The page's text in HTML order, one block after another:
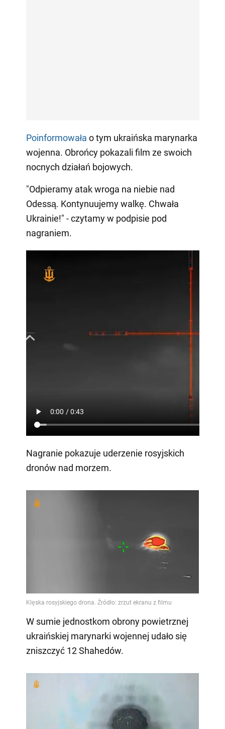
Poinformowała o tym ukraińska marynarka
wojenna. Obrońcy pokazali film ze swoich
nocnych działań bojowych.
"Odpieramy atak wroga na niebie nad
Odessą. Kontynuujemy walkę. Chwała
Ukrainie!" - czytamy w podpisie pod
nagraniem.
Nagranie pokazuje uderzenie rosyjskich
dronów nad morzem.
W sumie jednostkom obrony powietrznej
ukraińskiej marynarki wojennej udało się
zniszczyć 12 Shahedów.